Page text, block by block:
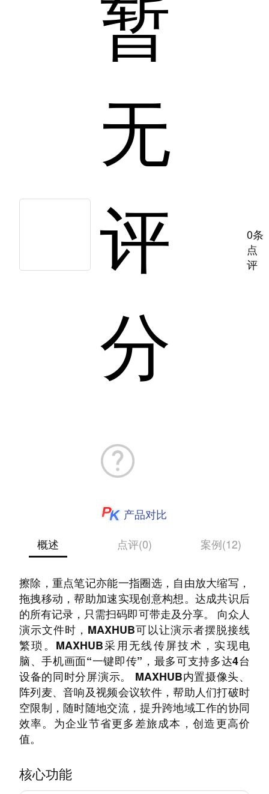
暂
无
评
分
0条
点
评
产品对比
概述
点评(0) 案例(12)
擦除，重点笔记亦能一指圈选，自由放大缩写，
拖拽移动，帮助加速实现创意构想。达成共识后
的所有记录，只需扫码即可带走及分享。 向众人
演示文件时，MAXHUB可以让演示者摆脱接线
繁琐。MAXHUB采用无线传屏技术，实现电
脑、手机画面“一键即传”，最多可支持多达4台
设备的同时分屏演示。 MAXHUB内置摄像头、
阵列麦、音响及视频会议软件，帮助人们打破时
空限制，随时随地交流，提升跨地域工作的协同
效率。为企业节省更多差旅成本，创造更高价
值。
核心功能